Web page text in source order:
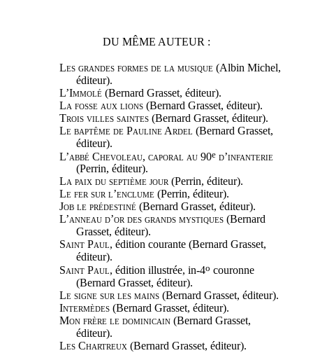
DU MÊME AUTEUR :
Les grandes formes de la musique(Albin Michel,
éditeur).
L’Immolé(Bernard Grasset, éditeur).
La fosse aux lions(Bernard Grasset, éditeur).
Trois villes saintes(Bernard Grasset, éditeur).
Le baptême de Pauline Ardel (Bernard Grasset,
éditeur).
L’abbé Chevoleau, caporal au90e d’infanterie
(Perrin, éditeur).
La paix du septième jour(Perrin, éditeur).
Le fer sur l’enclume(Perrin, éditeur).
Job le prédestiné(Bernard Grasset, éditeur).
L’anneau d’or des grands mystiques(Bernard
Grasset, éditeur).
Saint Paul, édition courante (Bernard Grasset,
éditeur).
Saint Paul, édition illustrée, in-4o couronne
(Bernard Grasset, éditeur).
Le signe sur les mains(Bernard Grasset, éditeur).
Intermèdes(Bernard Grasset, éditeur).
Mon frère le dominicain(Bernard Grasset,
éditeur).
Les Chartreux(Bernard Grasset, éditeur).